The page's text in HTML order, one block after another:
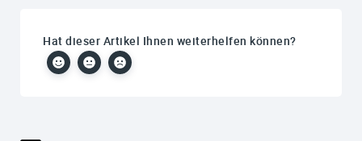
Hat dieser Artikel Ihnen weiterhelfen können?